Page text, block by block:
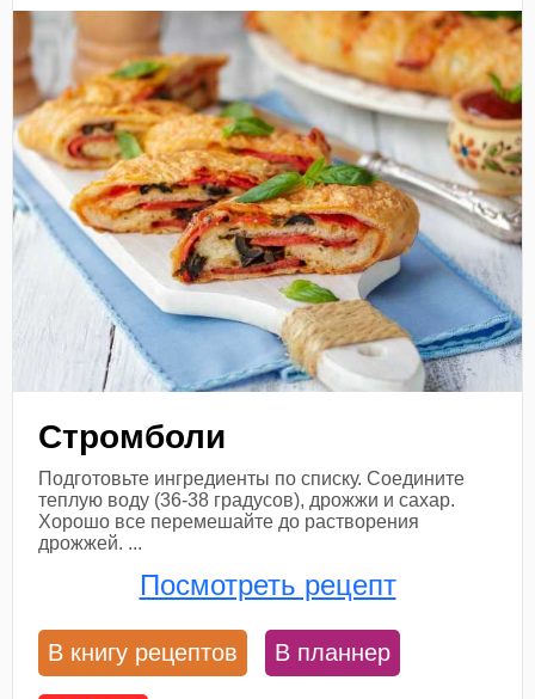
Стромболи
Подготовьте ингредиенты по списку. Соедините
теплую воду (36-38 градусов), дрожжи и сахар.
Хорошо все перемешайте до растворения
дрожжей. ...
Посмотреть рецепт
В книгу рецептов В планнер